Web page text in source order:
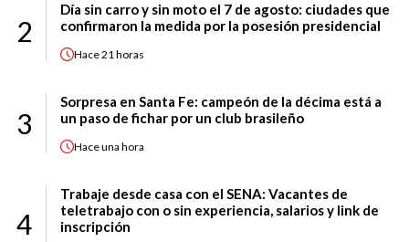
2
Día sin carro y sin moto el 7 de agosto: ciudades que
confirmaron la medida por la posesión presidencial
Hace21 horas
3
Sorpresa en Santa Fe: campeón de la décima está a
un paso de fichar por un club brasileño
Haceuna hora
4
Trabaje desde casa con el SENA: Vacantes de
teletrabajo con o sin experiencia, salarios y link de
inscripción